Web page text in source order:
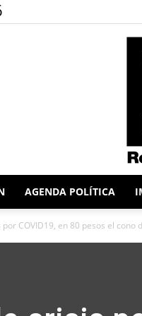
AGENDA POLÍTICA
COVID19, en 80 pesos el cono